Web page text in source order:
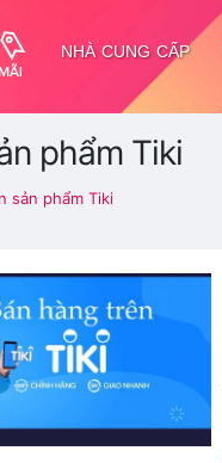
NHÀ CUNG CẤP
phẩm Tiki
sản phẩm Tiki